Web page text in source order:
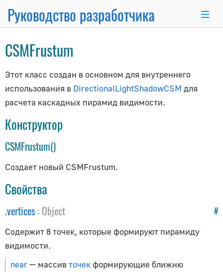
Руководство разработчика
Основные темы
Основы программирования
Использование Node.js и NPM
Интеграция с React.js/Vue.js
Комплект разработчика
Серверный рендеринг
Продвинутый WordPress
Рисование линий
Матричные преобразования
Как получить исходники
Анимация
CSMFrustum
Этот класс создан в основном для внутреннего
использования в DirectionalLightShadowCSM для
расчета каскадных пирамид видимости.
Конструктор
CSMFrustum()
Создает новый CSMFrustum.
Свойства
#
.vertices : Object
Содержит 8 точек, которые формируют пирамиду
видимости.
near— массивточек формирующие ближню